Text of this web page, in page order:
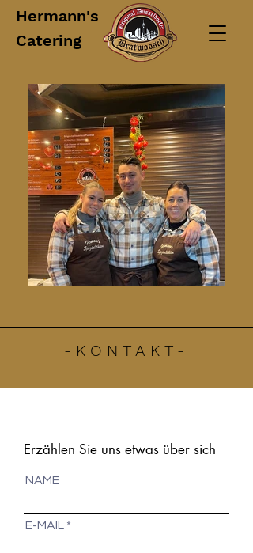
Hermann's
Catering
-KONTAKT-
Erzählen Sie uns etwas über sich
NAME
E-MAIL